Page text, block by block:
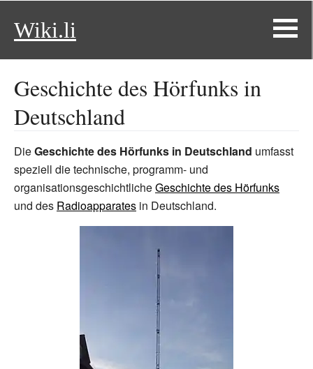
Wiki.li
Geschichte des Hörfunks in
Deutschland
DieGeschichte des Hörfunks in Deutschland umfasst
speziell die technische, programm- und
organisationsgeschichtlicheGeschichte des Hörfunks
und des Radioapparates in Deutschland.